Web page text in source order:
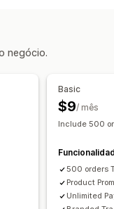
negócio.
Basic
$9/ mês
Include 500
500 orders
Product
Unlimited